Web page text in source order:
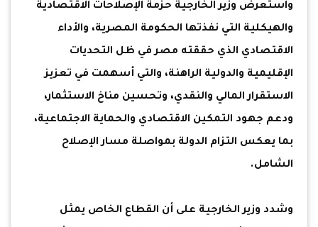
واستعرض وزير الخارجية حزمة الإصلاحات الاقتصادية
والهيكلية التي نفذتها الحكومة المصرية، والأداء
الاقتصادي الذي حققته مصر في ظل التحديات
الإقليمية والدولية الراهنة، والتي أسهمت في تعزيز
الاستقرار المالي والنقدي، وتحسين مناخ الاستثمار،
ودعم جهود التمكين الاقتصادي والحماية الاجتماعية،
بما يعكس التزام الدولة بمواصلة مسار الإصلاح
الشامل.
وشدد وزير الخارجية على أن القطاع الخاص يمثل